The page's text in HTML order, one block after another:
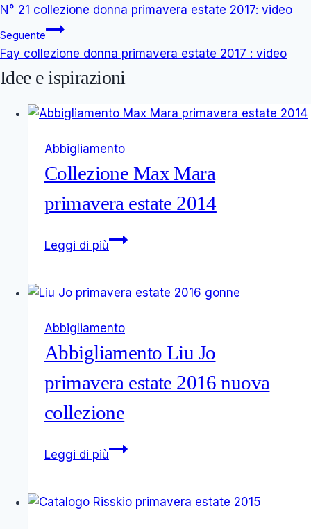
articoli
N° 21 collezione donna primavera estate 2017: video
Seguente
Fay collezione donna primavera estate 2017 : video
Idee e ispirazioni
Abbigliamento
Collezione Max Mara
primavera estate 2014
Leggi di piùCollezione
primavera
2014
Abbigliamento
Abbigliamento Liu Jo
primavera estate 2016 nuova
collezione
Leggi di piùAbbigliamento
primavera